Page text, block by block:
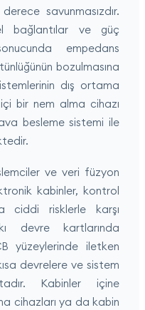
savunmasızdır.
bağlantılar ve güç
empedans
bozulmasına
dış ortama
bir nem alma cihazı
besleme sistemi ile
ve veri füzyon
kabinler, kontrol
ciddi risklerle karşı
devre kartlarında
yüzeylerinde iletken
devrelere ve sistem
Kabinler içine
cihazları ya da kabin